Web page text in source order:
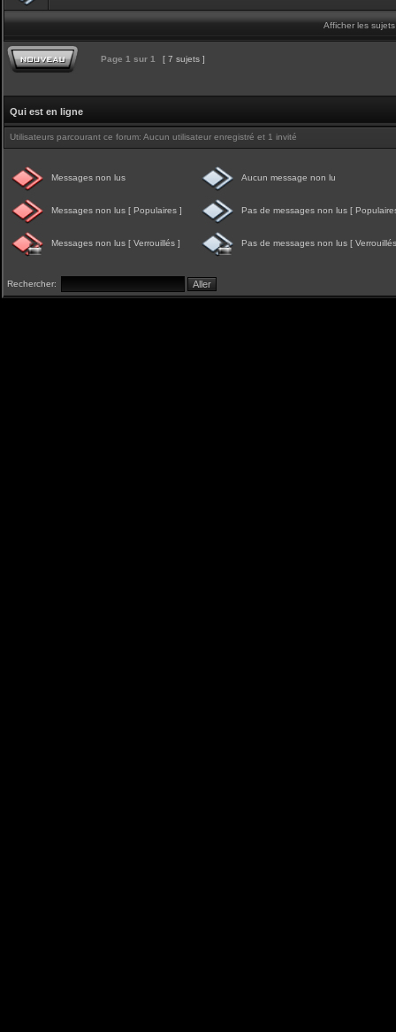
Afficher les
Page 1 sur 1 [ 7 sujets ]
Qui est en ligne
Utilisateurs parcourant ce forum: Aucun utilisateur enregistré et 1 invité
Messages non lus Aucun message non lu
Messages non lus [ Populaires ] Pas de messages non lus [
Messages non lus [ Verrouillés ] Pas de messages non lus [
Rechercher: